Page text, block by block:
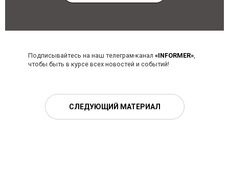
Подписывайтесь на наш телеграм-канал «INFORMER»,
чтобы быть в курсе всех новостей и событий!
СЛЕДУЮЩИЙ МАТЕРИАЛ